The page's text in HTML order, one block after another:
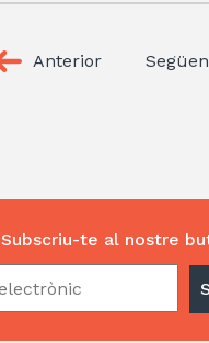
Anterior
Subscriu-te al nostre